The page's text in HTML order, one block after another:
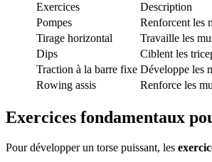
Exercices
Description
Pompes
Renforcent les
Tirage horizontal
Travaille les
Dips
Ciblent les
Traction à la barre fixe Développe les
Rowing assis
Renforce les
Exercices fondamentaux
Pour développer un torse puissant, les